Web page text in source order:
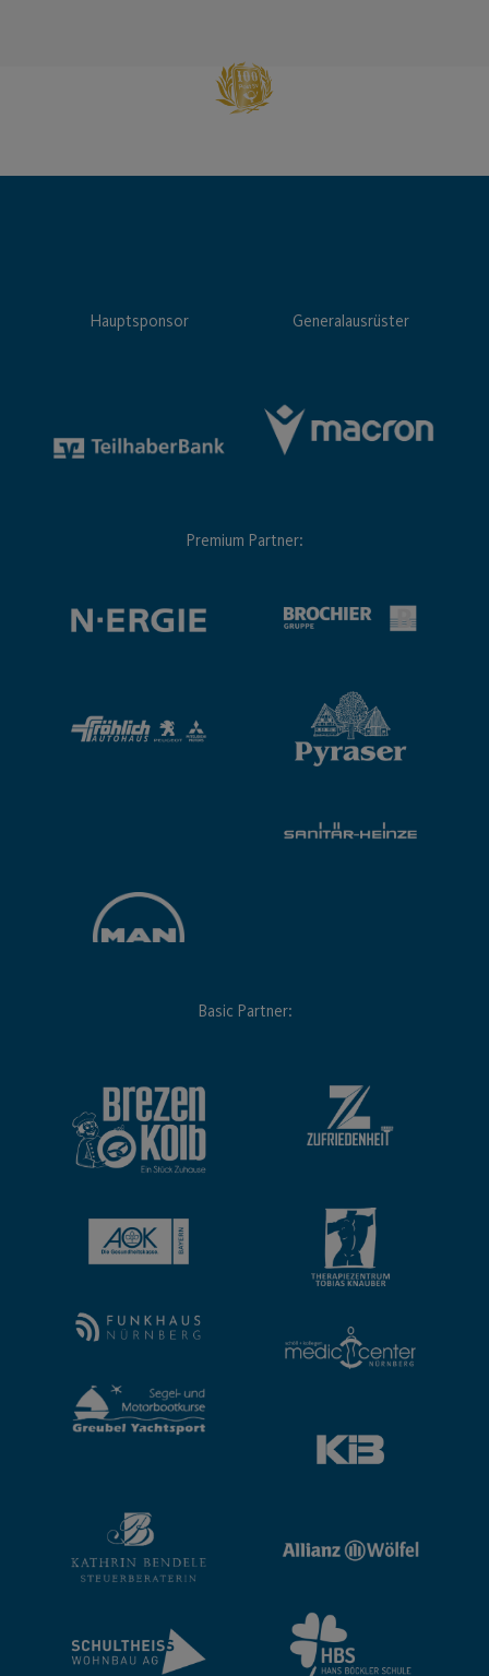
Hauptsponsor Generalausrüster
Premium Partner:
Basic Partner: